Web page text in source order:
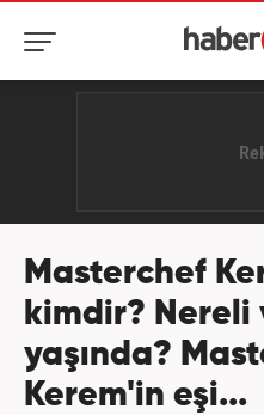
Masterchef
kimdir? Nereli
yaşında?
Kerem'in eşi...